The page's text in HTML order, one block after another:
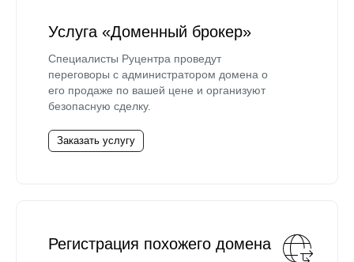
Услуга «Доменный брокер»
Специалисты Руцентра проведут
переговоры с администратором домена о
его продаже по вашей цене и организуют
безопасную сделку.
Заказать услугу
Регистрация похожего домена